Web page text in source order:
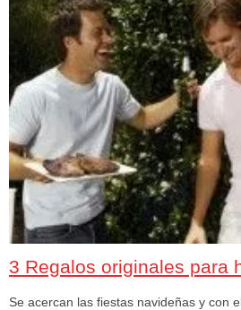
3 Regalos originales para
Se acercan las fiestas navideñas y con